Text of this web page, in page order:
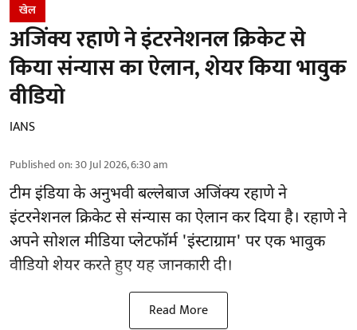
खेल
अजिंक्य रहाणे ने इंटरनेशनल क्रिकेट से
किया संन्यास का ऐलान, शेयर किया भावुक
वीडियो
IANS
Published on:30 Jul 2026, 6:30 am
टीम इंडिया के अनुभवी बल्लेबाज अजिंक्य रहाणे ने
इंटरनेशनल क्रिकेट से संन्यास का ऐलान कर दिया है। रहाणे ने
अपने सोशल मीडिया प्लेटफॉर्म 'इंस्टाग्राम' पर एक भावुक
वीडियो शेयर करते हुए यह जानकारी दी।
Read More